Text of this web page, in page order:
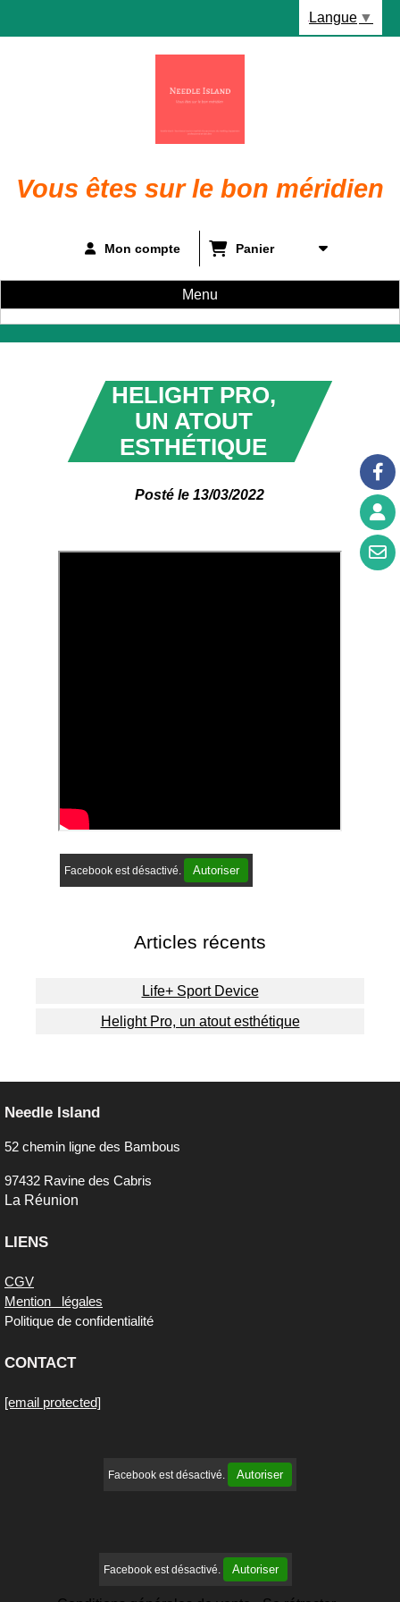
Vous êtes sur le bon méridien
Mon compte Panier
Menu
HELIGHT PRO,
UN ATOUT
ESTHÉTIQUE
Posté le 13/03/2022
Facebook est désactivé. Autoriser
Articles récents
Life+ Sport Device
Helight Pro, un atout esthétique
Needle Island
52 chemin ligne des Bambous
97432 Ravine des Cabris
La Réunion
LIENS
CGV
Mention
légales
Politique de confidentialité
CONTACT
[email protected]
Facebook est désactivé. Autoriser
Facebook est désactivé. Autoriser
Langue ▼